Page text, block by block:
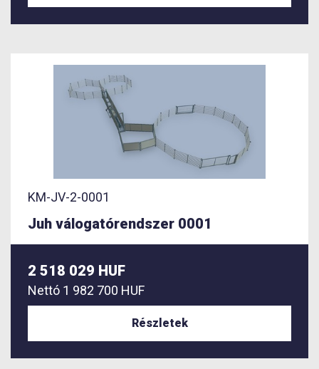
KM-JV-2-0001
Juh válogatórendszer 0001
2 518 029 HUF
Nettó 1 982 700 HUF
Részletek